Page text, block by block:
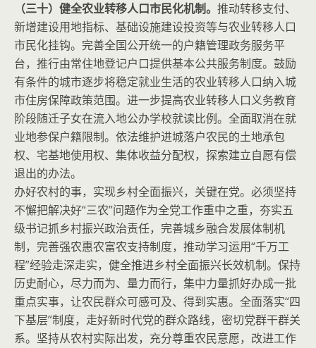
（三十）健全农业转移人口市民化机制。 推动转移支付、
新增建设用地指标、基础设施建设投资等与农业转移人口
市民化挂钩。完善全国公开统一的户籍管理政务服务平
台，推行由常住地登记户口提供基本公共服务制度。鼓励
有条件的城市逐步将稳定就业生活的农业转移人口纳入城
市住房保障政策范围。进一步提高农业转移人口义务教育
阶段随迁子女在流入地公办学校就读比例。全面取消在就
业地参保户籍限制。依法维护进城落户农民的土地承包
权、宅基地使用权、集体收益分配权，探索建立自愿有偿
退出的办法。
办好农村的事，实现乡村全面振兴，关键在党。必须坚持
不懈把解决好“三农”问题作为全党工作重中之重，夯实五
级书记抓乡村振兴政治责任，完善城乡融合发展体制机
制，完善强农惠农富农支持制度，推动学习运用“千万工
程”经验走深走实，健全推进乡村全面振兴长效机制。保持
历史耐心，尽力而为、量力而行，集中力量抓好办成一批
重点实事，让农民群众可感可及、得到实惠。全面落实“四
下基层”制度，走好新时代党的群众路线，密切党群干群关
系。坚持从农村实际出发，充分尊重农民意愿，改进工作